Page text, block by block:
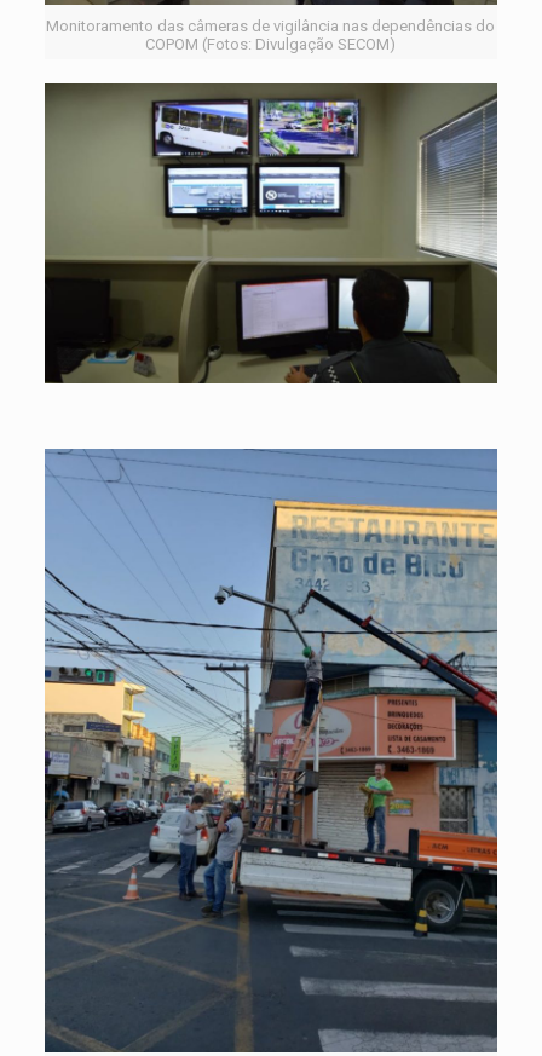
Monitoramento das câmeras de vigilância nas dependências do
COPOM (Fotos: Divulgação SECOM)